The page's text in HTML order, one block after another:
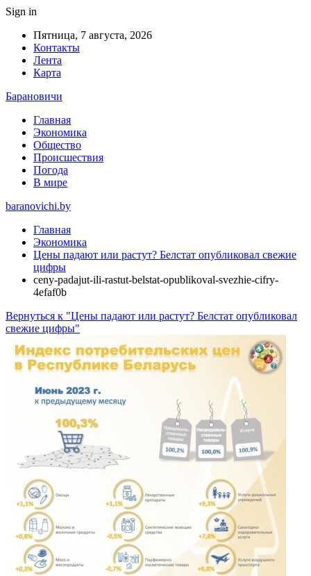
Sign in
Пятница, 7 августа, 2026
Контакты
Лента
Карта
Барановичи
Главная
Экономика
Общество
Происшествия
Погода
В мире
baranovichi.by
Главная
Экономика
Цены падают или растут? Белстат опубликовал свежие
цифры
ceny-padajut-ili-rastut-belstat-opublikoval-svezhie-cifry-
4efaf0b
Вернуться к "Цены падают или растут? Белстат опубликовал
свежие цифры"